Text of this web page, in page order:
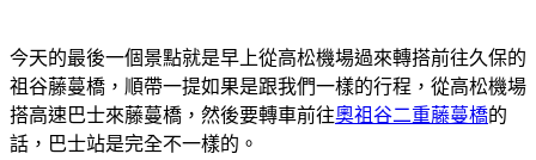
今天的最後一個景點就是早上從高松機場過來轉搭前往久保的
祖谷藤蔓橋，順帶一提如果是跟我們一樣的行程，從高松機場
搭高速巴士來藤蔓橋，然後要轉車前往奧祖谷二重藤蔓橋的
話，巴士站是完全不一樣的。